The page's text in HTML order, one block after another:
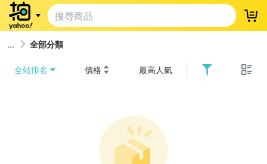
登
全部分類
全站排名 價格 最高人氣